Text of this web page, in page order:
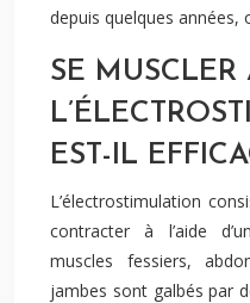
depuis quelques années,
SE MUSCLER
EST-IL
L’électrostimulation
contracter à l’aide
muscles fessiers,
jambes sont galbés par